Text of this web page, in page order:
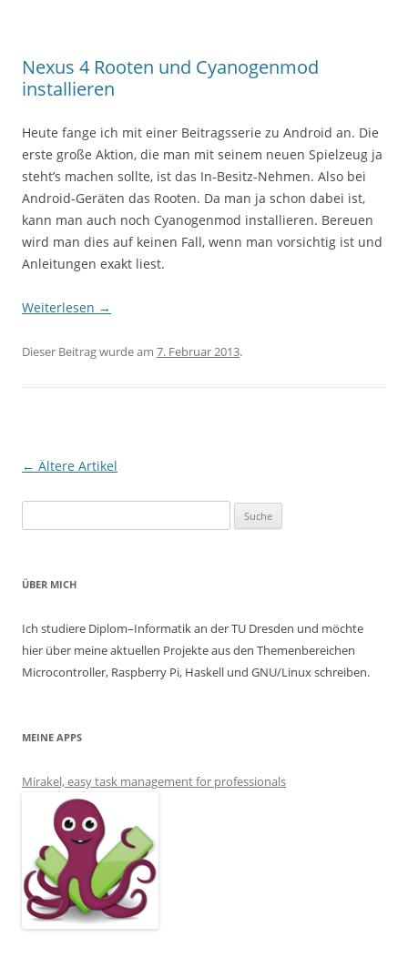
Nexus 4 Rooten und Cyanogenmod
installieren
Heute fange ich mit einer Beitragsserie zu Android an. Die
erste große Aktion, die man mit seinem neuen Spielzeug ja
steht’s machen sollte, ist das In-Besitz-Nehmen. Also bei
Android-Geräten das Rooten. Da man ja schon dabei ist,
kann man auch noch Cyanogenmod installieren. Bereuen
wird man dies auf keinen Fall, wenn man vorsichtig ist und
Anleitungen exakt liest.
Weiterlesen →
Dieser Beitrag wurde am 7. Februar 2013.
Artikel-Navigation
← Ältere Artikel
ÜBER MICH
Ich studiere Diplom–Informatik an der TU Dresden und möchte
hier über meine aktuellen Projekte aus den Themenbereichen
Microcontroller, Raspberry Pi, Haskell und GNU/Linux schreiben.
MEINE APPS
Mirakel, easy task management for professionals